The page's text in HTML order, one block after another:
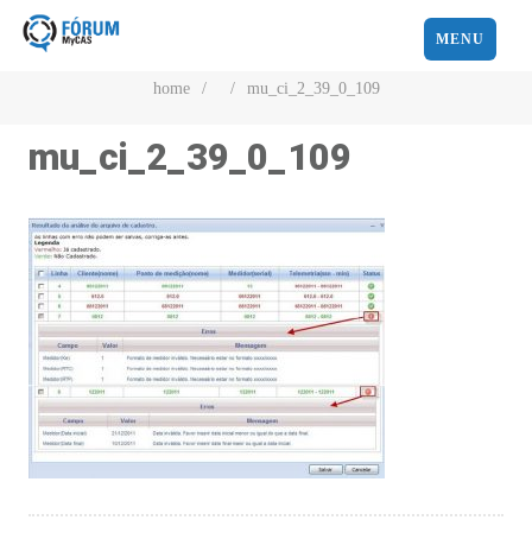
MENU
home / / mu_ci_2_39_0_109
mu_ci_2_39_0_109